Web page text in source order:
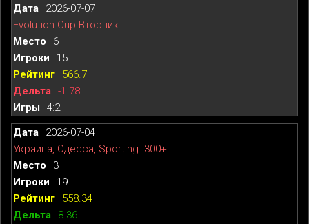
2026-07-07
Evolution Cup Вторник
6
15
566.7
-1.78
4:2
2026-07-04
Украина, Одесса, Sporting. 300+
3
19
558.34
8.36